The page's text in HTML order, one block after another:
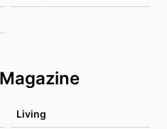
Living